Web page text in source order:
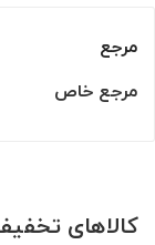
مرجع
مرجع خاص
کالاهای